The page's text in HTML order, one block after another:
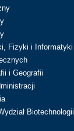
Fizyki i Informatyki
i Geografii
Biotechnologii